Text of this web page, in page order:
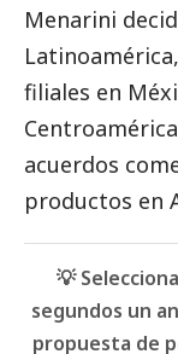
Menarini
filiales en
acuerdos
productos en
💡
segundos un
propuesta de